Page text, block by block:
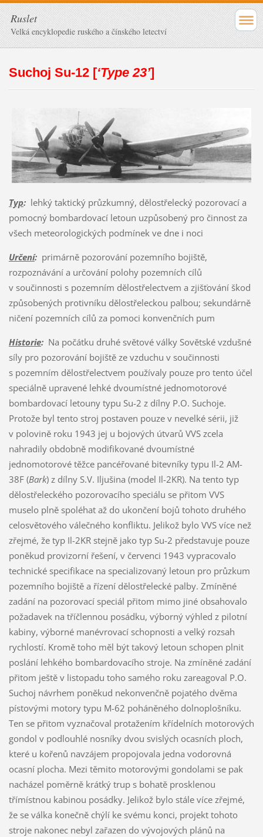
Ruslet
Velká encyklopedie ruského a čínského letectví
Suchoj Su-12 [‘Type 23’]
Typ:lehký taktický průzkumný, dělostřelecký pozorovací a
pomocný bombardovací letoun uzpůsobený pro činnost za
všech meteorologických podmínek ve dne i noci
Určení:primárně pozorování pozemního bojiště,
rozpoznávání a určování polohy pozemních cílů
v součinnosti s pozemním dělostřelectvem a zjišťování škod
způsobených protivníku dělostřeleckou palbou; sekundárně
ničení pozemních cílů za pomoci konvenčních pum
Historie:Na počátku druhé světové války Sovětské vzdušné
síly pro pozorování bojiště ze vzduchu v součinnosti
s pozemním dělostřelectvem používaly pouze pro tento účel
speciálně upravené lehké dvoumístné jednomotorové
bombardovací letouny typu Su-2 z dílny P.O. Suchoje.
Protože byl tento stroj postaven pouze v nevelké sérii, již
v polovině roku 1943 jej u bojových útvarů VVS zcela
nahradily obdobně modifikované dvoumístné
jednomotorové těžce pancéřované bitevníky typu Il-2 AM-
38F (Bark) z dílny S.V. Iljušina (model Il-2KR). Na tento typ
dělostřeleckého pozorovacího speciálu se přitom VVS
muselo plně spoléhat až do ukončení bojů tohoto druhého
celosvětového válečného konfliktu. Jelikož bylo VVS více než
zřejmé, že typ Il-2KR stejně jako typ Su-2 představuje pouze
poněkud provizorní řešení, v červenci 1943 vypracovalo
technické specifikace na specializovaný letoun pro průzkum
pozemního bojiště a řízení dělostřelecké palby. Zmíněné
zadání na pozorovací speciál přitom mimo jiné obsahovalo
požadavek na tříčlennou posádku, výborný výhled z pilotní
kabiny, výborné manévrovací schopnosti a velký rozsah
rychlostí. Kromě toho měl být takový letoun schopen plnit
poslání lehkého bombardovacího stroje. Na zmíněné zadání
přitom ještě v listopadu toho samého roku zareagoval P.O.
Suchoj návrhem poněkud nekonvenčně pojatého dvěma
pístovými motory typu M-62 poháněného dolnoplošníku.
Ten se přitom vyznačoval protažením křídelních motorových
gondol v podlouhlé nosníky dvou svislých ocasních ploch,
které u kořenů navzájem propojovala jedna vodorovná
ocasní plocha. Mezi těmito motorovými gondolami se pak
nacházel poměrně krátký trup s bohatě prosklenou
třímístnou kabinou posádky. Jelikož bylo stále více zřejmé,
že se válka konečně chýlí ke svému konci, projekt tohoto
stroje nakonec nebyl zařazen do vývojových plánů na